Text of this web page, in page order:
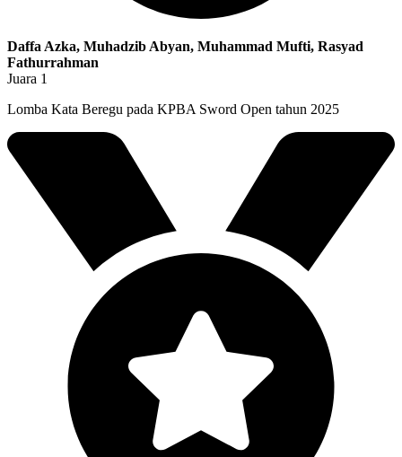
Daffa Azka, Muhadzib Abyan, Muhammad Mufti, Rasyad
Fathurrahman
Juara 1
Lomba Kata Beregu pada KPBA Sword Open tahun 2025